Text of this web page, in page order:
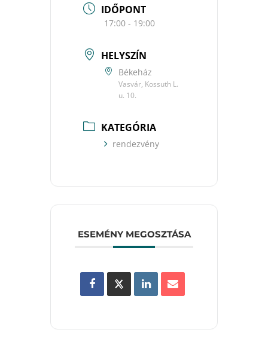
IDŐPONT
17:00 - 19:00
HELYSZÍN
Békeház
Vasvár, Kossuth L.
u. 10.
KATEGÓRIA
rendezvény
ESEMÉNY MEGOSZTÁSA